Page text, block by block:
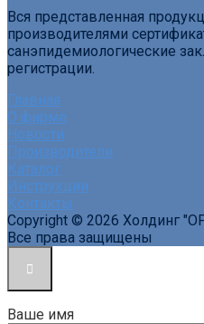
Вся представленная
производителями
санэпидемиологические
регистрации.
Главная
О фирме
Новости
Производители
Каталог
Инструкции
Контакты
Copyright © 2026 Холдинг
Все права защищены
Ваше имя